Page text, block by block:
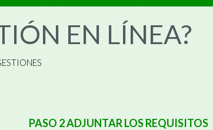
EN LÍNEA?
PASO 2 ADJUNTAR LOS REQUISITOS